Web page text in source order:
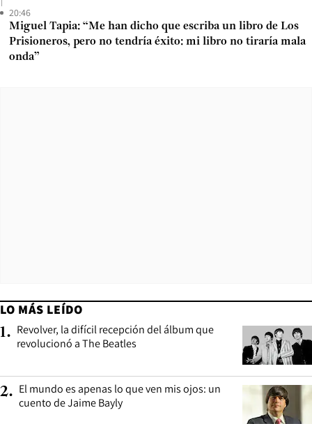
20:46
Miguel Tapia: “Me han dicho que escriba un libro de Los
Prisioneros, pero no tendría éxito: mi libro no tiraría mala
onda”
LO MÁS LEÍDO
1. Revolver, la difícil recepción del álbum que
revolucionó a The Beatles
2. El mundo es apenas lo que ven mis ojos: un
cuento de Jaime Bayly